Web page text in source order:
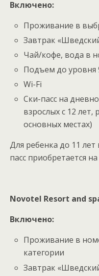
Включено:
Проживание в
Завтрак
Чай/кофе, вода в
Подъем до уровня
Wi-Fi
Ски-пасс на
взрослых с 12
основных местах)
Для ребенка до 11
пасс приобретается
Novotel Resort and
Включено:
Проживание в
категории
Завтрак